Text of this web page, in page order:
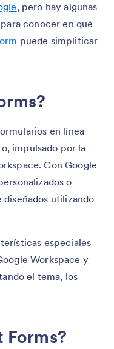
, pero hay algunas
conocer en qué
puede simplificar
en línea
impulsado por la
Con Google
o
utilizando
especiales
Workspace y
el tema, los